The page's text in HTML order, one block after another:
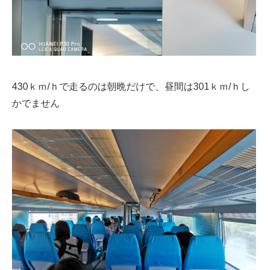
430ｋｍ/ｈで走るのは朝晩だけで、昼間は301ｋｍ/ｈし
かでません